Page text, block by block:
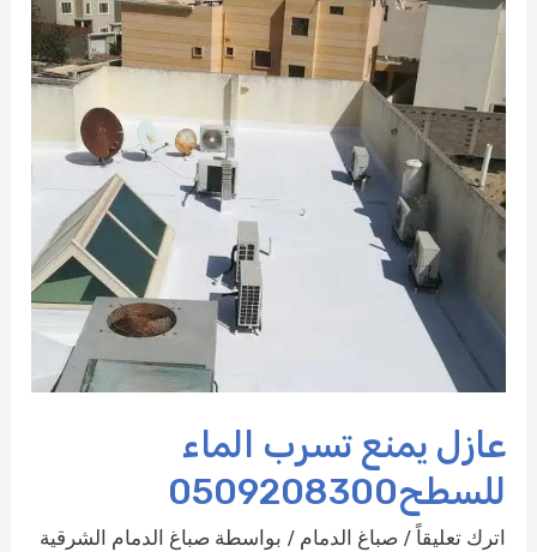
المياه
القطيف
سيهات
0509208300
عازل يمنع تسرب الماء
للسطح0509208300
اترك تعليقاً /صباغ الدمام / بواسطة صباغ الدمام الشرقية